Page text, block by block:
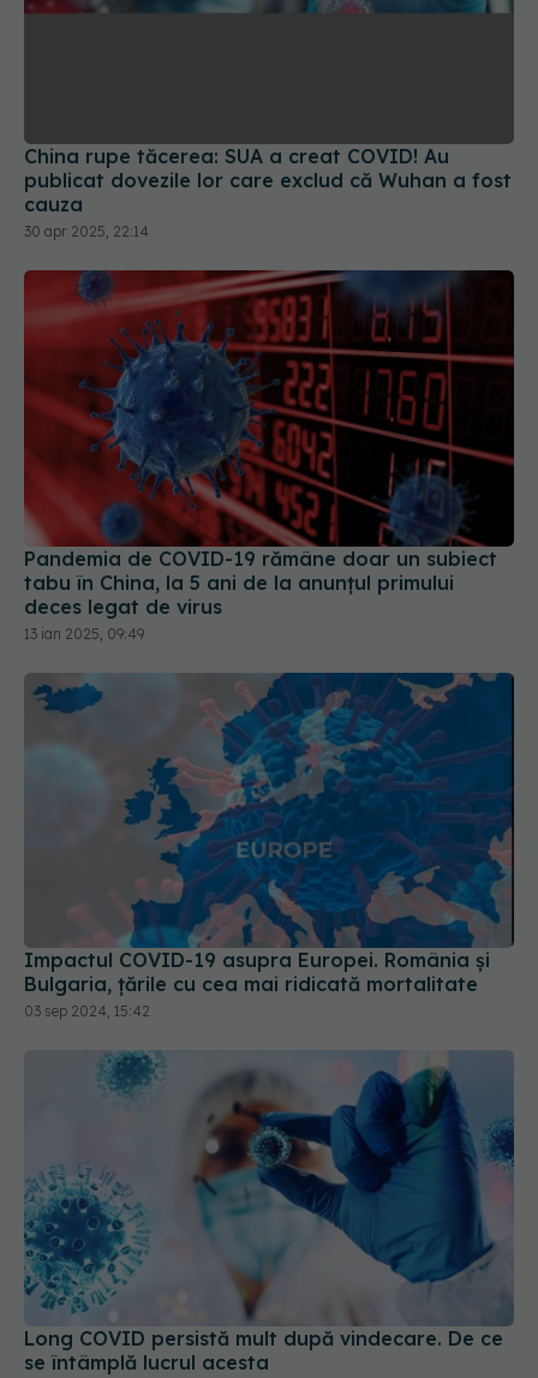
China rupe tăcerea: SUA a creat COVID! Au
publicat dovezile lor care exclud că Wuhan a fost
cauza
30 apr 2025, 22:14
Pandemia de COVID-19 rămâne doar un subiect
tabu în China, la 5 ani de la anunțul primului
deces legat de virus
13 ian 2025, 09:49
Impactul COVID-19 asupra Europei. România și
Bulgaria, țările cu cea mai ridicată mortalitate
03 sep 2024, 15:42
Long COVID persistă mult după vindecare. De ce
se întâmplă lucrul acesta